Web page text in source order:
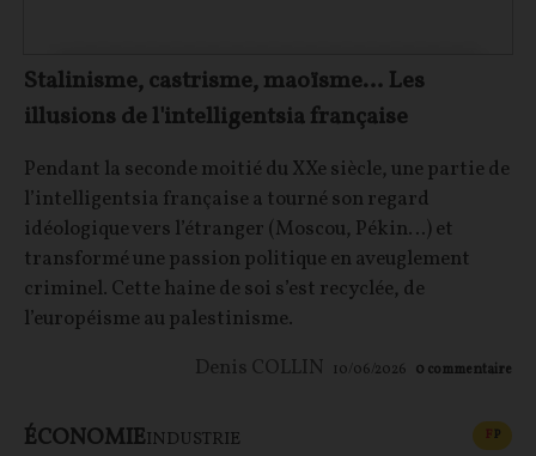
Stalinisme, castrisme, maoïsme… Les
illusions de l'intelligentsia française
Pendant la seconde moitié du XXe siècle, une partie de
l’intelligentsia française a tourné son regard
idéologique vers l’étranger (Moscou, Pékin…) et
transformé une passion politique en aveuglement
criminel. Cette haine de soi s’est recyclée, de
l’européisme au palestinisme.
Denis COLLIN 10/06/2026 0 commentaire
ÉCONOMIEINDUSTRIE FP